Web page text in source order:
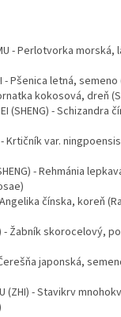
- Perlotvorka morská,
- Pšenica letná,
kokosová, dreň
(SHENG) - Schizandra
- Krtičník var.
- Rehmánia
Angelika čínska, koreň
- Žabník skorocelový,
Čerešňa japonská,
(ZHI) - Stavikrv